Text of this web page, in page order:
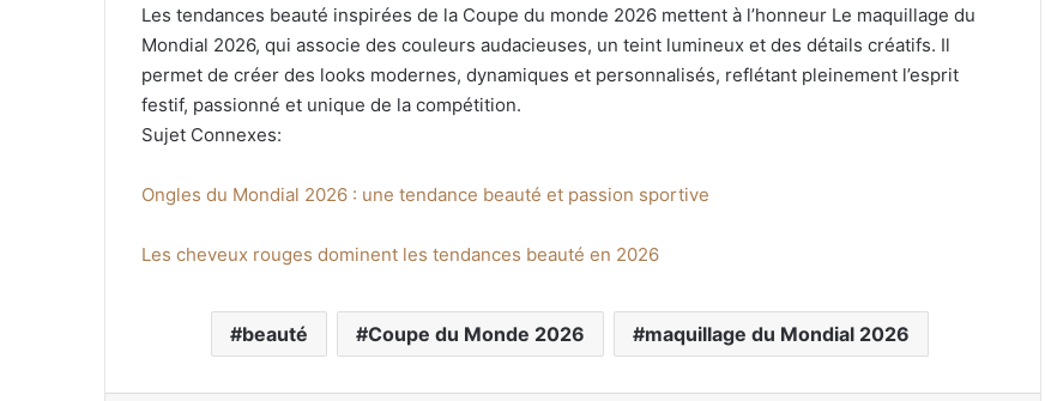
Les tendances beauté inspirées de la Coupe du monde 2026 mettent à l’honneur Le maquillage du
Mondial 2026, qui associe des couleurs audacieuses, un teint lumineux et des détails créatifs. Il
permet de créer des looks modernes, dynamiques et personnalisés, reflétant pleinement l’esprit
festif, passionné et unique de la compétition.
Sujet Connexes:
Ongles du Mondial 2026 : une tendance beauté et passion sportive
Les cheveux rouges dominent les tendances beauté en 2026
beauté Coupe du Monde 2026 maquillage du Mondial 2026